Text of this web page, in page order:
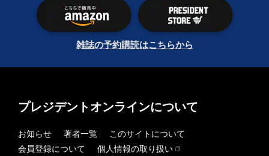
雑誌の予約購読はこちらから
プレジデントオンラインについて
お知らせ 著者一覧
このサイトについて
会員登録について
個人情報の取り扱い